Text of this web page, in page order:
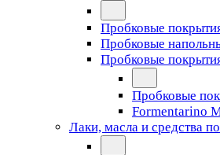
Пробковые
Пробковые
Пробковые
Пробковые
Formentarino
Лаки, масла и средства